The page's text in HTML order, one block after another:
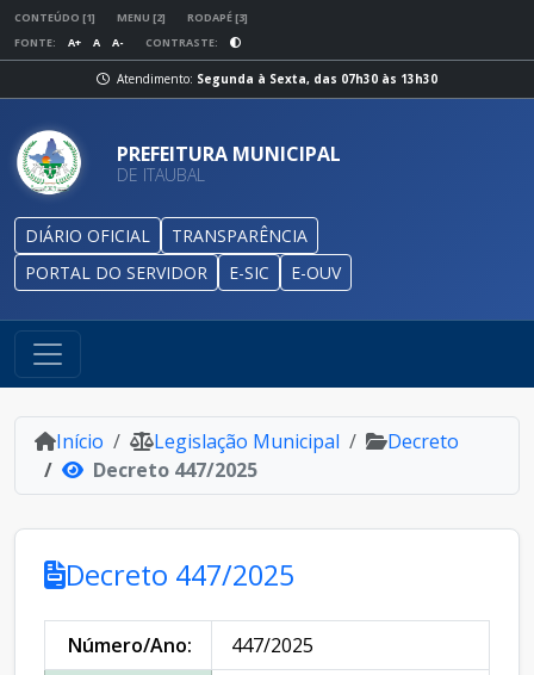
CONTEÚDO [1] MENU [2]
RODAPÉ [3]
FONTE:
A+ A A- CONTRASTE:
Atendimento: Segunda à Sexta, das 07h30 às 13h30
PREFEITURA MUNICIPAL
DE ITAUBAL
DIÁRIO OFICIAL
TRANSPARÊNCIA
PORTAL DO SERVIDOR
E-SIC E-OUV
Início Legislação Municipal
Decreto
Decreto 447/2025
Decreto 447/2025
Número/Ano:
447/2025